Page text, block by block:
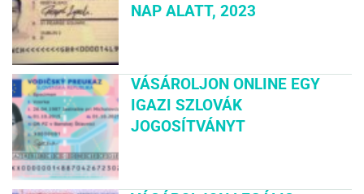
NAP ALATT, 2023
VÁSÁROLJON ONLINE EGY
IGAZI SZLOVÁK
JOGOSÍTVÁNYT